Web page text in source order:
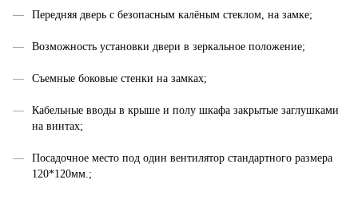
Передняя дверь с безопасным калёным стеклом, на замке;
Возможность установки двери в зеркальное положение;
Съемные боковые стенки на замках;
Кабельные вводы в крыше и полу шкафа закрытые заглушками
на винтах;
Посадочное место под один вентилятор стандартного размера
120*120мм.;